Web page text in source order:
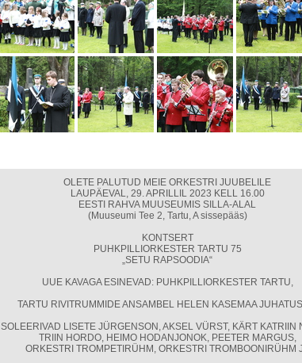
OLETE PALUTUD MEIE ORKESTRI JUUBELILE
LAUPÄEVAL, 29. APRILLIL 2023 KELL 16.00
EESTI RAHVA MUUSEUMIS SILLA-ALAL
(Muuseumi Tee 2, Tartu, A sissepääs)
KONTSERT
PUHKPILLIORKESTER TARTU 75
„SETU RAPSOODIA“
UUE KAVAGA ESINEVAD: PUHKPILLIORKESTER TARTU,
TARTU RIVITRUMMIDE ANSAMBEL HELEN KASEMAA
SOLEERIVAD LISETE JÜRGENSON, AKSEL VÜRST, KÄRT KATRIIN
TRIIN HORDO, HEIMO HODANJONOK, PEETER MARGUS,
ORKESTRI TROMPETIRÜHM, ORKESTRI TROMBOONIRÜHM